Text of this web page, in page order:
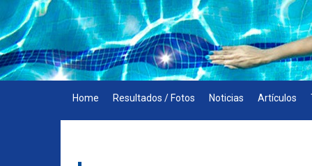
Skip
to
content
Home Resultados / Fotos Noticias Artículos